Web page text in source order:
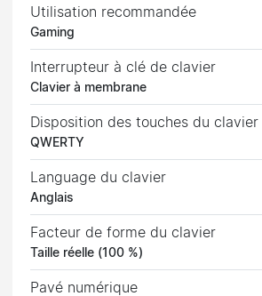
Utilisation recommandée
Gaming
Interrupteur à clé de clavier
Clavier à membrane
Disposition des touches du clavier
QWERTY
Language du clavier
Anglais
Facteur de forme du clavier
Taille réelle (100 %)
Pavé numérique